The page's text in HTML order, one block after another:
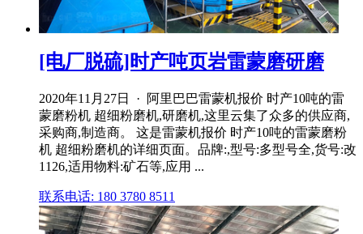
[电厂脱硫]时产吨页岩雷蒙磨研磨
2020年11月27日 · 阿里巴巴雷蒙机报价 时产10吨的雷
蒙磨粉机 超细粉磨机,研磨机,这里云集了众多的供应商,
采购商,制造商。 这是雷蒙机报价 时产10吨的雷蒙磨粉
机 超细粉磨机的详细页面。品牌:,型号:多型号全,货号:改
1126,适用物料:矿石等,应用 ...
联系电话: 180 3780 8511